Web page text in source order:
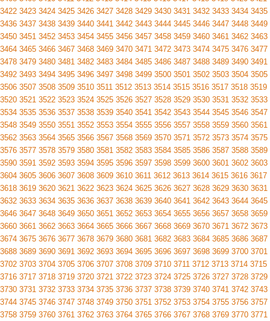
3422 3423 3424 3425 3426 3427 3428 3429 3430 3431 3432 3433 3434 3435
3436 3437 3438 3439 3440 3441 3442 3443 3444 3445 3446 3447 3448 3449
3450 3451 3452 3453 3454 3455 3456 3457 3458 3459 3460 3461 3462 3463
3464 3465 3466 3467 3468 3469 3470 3471 3472 3473 3474 3475 3476 3477
3478 3479 3480 3481 3482 3483 3484 3485 3486 3487 3488 3489 3490 3491
3492 3493 3494 3495 3496 3497 3498 3499 3500 3501 3502 3503 3504 3505
3506 3507 3508 3509 3510 3511 3512 3513 3514 3515 3516 3517 3518 3519
3520 3521 3522 3523 3524 3525 3526 3527 3528 3529 3530 3531 3532 3533
3534 3535 3536 3537 3538 3539 3540 3541 3542 3543 3544 3545 3546 3547
3548 3549 3550 3551 3552 3553 3554 3555 3556 3557 3558 3559 3560 3561
3562 3563 3564 3565 3566 3567 3568 3569 3570 3571 3572 3573 3574 3575
3576 3577 3578 3579 3580 3581 3582 3583 3584 3585 3586 3587 3588 3589
3590 3591 3592 3593 3594 3595 3596 3597 3598 3599 3600 3601 3602 3603
3604 3605 3606 3607 3608 3609 3610 3611 3612 3613 3614 3615 3616 3617
3618 3619 3620 3621 3622 3623 3624 3625 3626 3627 3628 3629 3630 3631
3632 3633 3634 3635 3636 3637 3638 3639 3640 3641 3642 3643 3644 3645
3646 3647 3648 3649 3650 3651 3652 3653 3654 3655 3656 3657 3658 3659
3660 3661 3662 3663 3664 3665 3666 3667 3668 3669 3670 3671 3672 3673
3674 3675 3676 3677 3678 3679 3680 3681 3682 3683 3684 3685 3686 3687
3688 3689 3690 3691 3692 3693 3694 3695 3696 3697 3698 3699 3700 3701
3702 3703 3704 3705 3706 3707 3708 3709 3710 3711 3712 3713 3714 3715
3716 3717 3718 3719 3720 3721 3722 3723 3724 3725 3726 3727 3728 3729
3730 3731 3732 3733 3734 3735 3736 3737 3738 3739 3740 3741 3742 3743
3744 3745 3746 3747 3748 3749 3750 3751 3752 3753 3754 3755 3756 3757
3758 3759 3760 3761 3762 3763 3764 3765 3766 3767 3768 3769 3770 3771